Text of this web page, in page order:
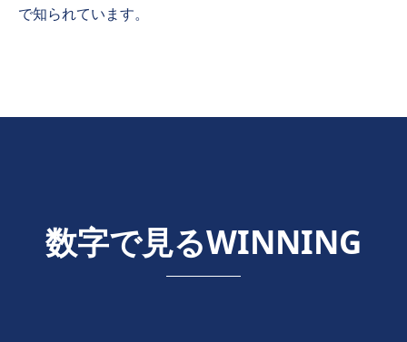
で知られています。
数字で見るWINNING